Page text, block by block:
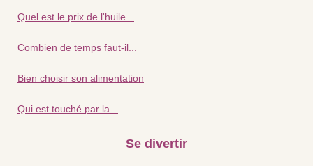
Quel est le prix de l'huile...
Combien de temps faut-il...
Bien choisir son alimentation
Qui est touché par la...
Se divertir